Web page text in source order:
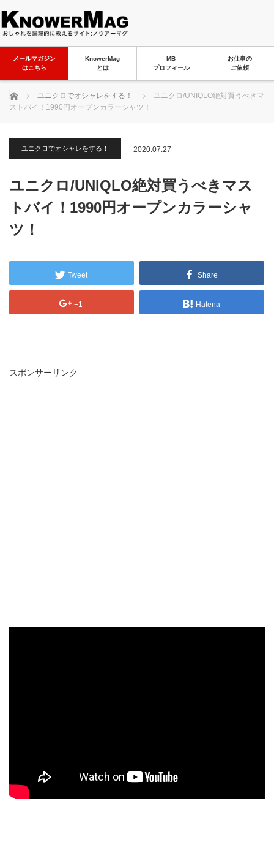
メールマガジン
はこちら
KnowerMag
とは
MB
プロフィール
お仕事の
ご依頼
ホーム ユニクロでオシャレをする！
ユニクロ/UNIQLO絶対買うべきマ
ストバイ！1990円オープンカラーシャツ！
ユニクロでオシャレをする！ 2020.07.27
ユニクロ/UNIQLO絶対買うべきマス
トバイ！1990円オープンカラーシャ
ツ！
Tweet Share
+1 Hatena
スポンサーリンク